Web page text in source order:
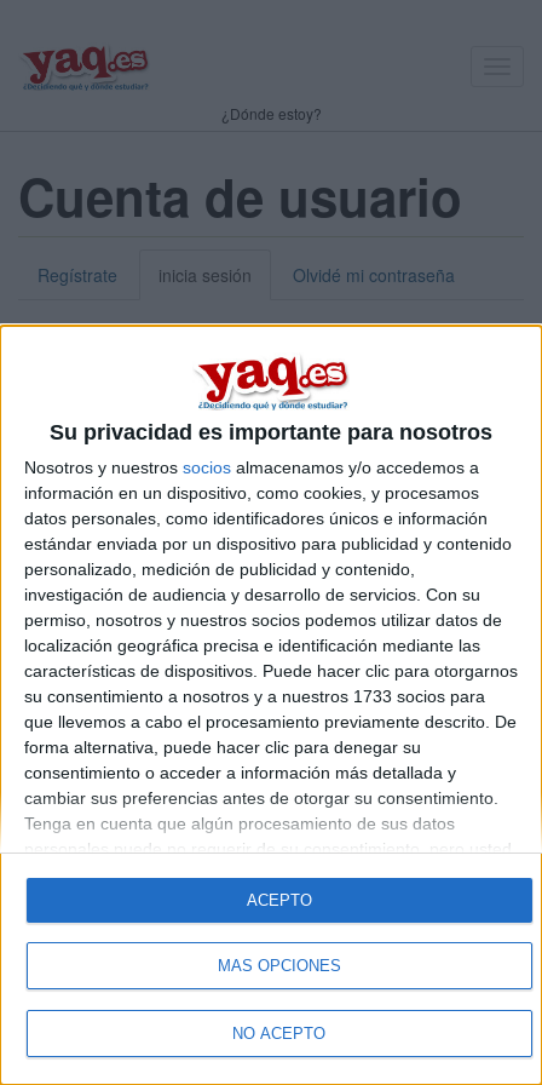
Su privacidad es importante para nosotros
Nosotros y nuestros socios almacenamos y/o accedemos a
información en un dispositivo, como cookies, y procesamos
datos personales, como identificadores únicos e información
estándar enviada por un dispositivo para publicidad y contenido
personalizado, medición de publicidad y contenido,
investigación de audiencia y desarrollo de servicios. Con su
permiso, nosotros y nuestros socios podemos utilizar datos de
localización geográfica precisa e identificación mediante las
características de dispositivos. Puede hacer clic para otorgarnos
su consentimiento a nosotros y a nuestros 1733 socios para
que llevemos a cabo el procesamiento previamente descrito. De
forma alternativa, puede hacer clic para denegar su
consentimiento o acceder a información más detallada y
cambiar sus preferencias antes de otorgar su consentimiento.
Tenga en cuenta que algún procesamiento de sus datos
personales puede no requerir de su consentimiento, pero usted
tiene el derecho de rechazar tal procesamiento. Sus
preferencias se aplicarán solo a este sitio web. Puede cambiar
sus preferencias o retirar su consentimiento en cualquier
momento volviendo a este sitio y haciendo clic en el botón
"Privacidad" en la parte inferior de la página web.
MÁS OPCIONES
NO ACEPTO
ACEPTO
¿Dónde estoy?
Cuenta de usuario
Regístrate inicia sesión Olvidé mi contraseña
Puedes iniciar sesión introduciendo tu nombre de usuario o tu
dirección de correo electrónico.
Contraseña:*
Introduce la contraseña que acompaña a tu nombre de usuario
Quiénes somos|Contactar |Anúnciate
Aviso legal|Politica de privacidad|Condiciones generales
de cookies
© 2003-2026Compás Mediterráneo S.L.- Diego de León 47 - 28006
Madrid [ESPAÑA] - Tel. +34 91 593 2767